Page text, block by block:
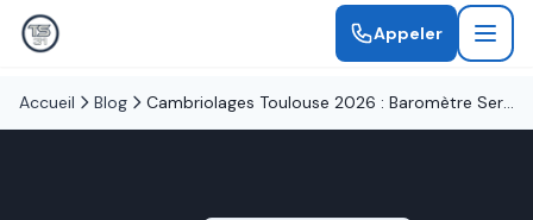
Appeler
Accueil Blog Cambriolages Toulouse 2026 : Baromètre Serrures et Blindage